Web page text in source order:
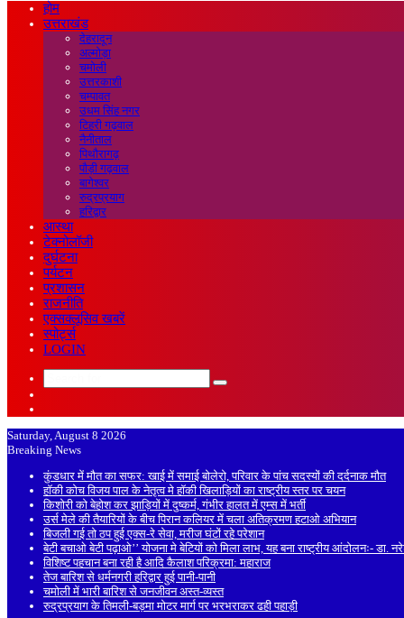
होम
उत्तराखंड
देहरादून
अल्मोड़ा
चमोली
उत्तरकाशी
चम्पावत
उधम सिंह नगर
टिहरी गढ़वाल
नैनीताल
पिथौरागढ़
पौड़ी गढ़वाल
बागेश्वर
रुद्रप्रयाग
हरिद्वार
आस्था
टेक्नोलॉजी
दुर्घटना
पर्यटन
प्रशासन
राजनीति
एक्सक्लूसिव खबरें
स्पोर्ट्स
LOGIN
Search
Saturday, August 8 2026
Breaking News
कुंडधार में मौत का सफर: खाई में समाई बोलेरो, परिवार के पांच सदस्यों की दर्दनाक मौत
हॉकी कोच विजय पाल के नेतृत्व मे हॉकी खिलाड़ियों का राष्ट्रीय स्तर पर चयन
किशोरी को बेहोश कर झाड़ियों में दुष्कर्म, गंभीर हालत में एम्स में भर्ती
उर्स मेले की तैयारियों के बीच पिरान कलियर में चला अतिक्रमण हटाओ अभियान
बिजली गई तो ठप हुई एक्स-रे सेवा, मरीज घंटों रहे परेशान
बेटी बचाओ बेटी पढ़ाओ’’ योजना मे बेटियों को मिला लाभ, यह बना राष्ट्रीय आंदोलनः- डा.
विशिष्ट पहचान बना रही है आदि कैलाश परिक्रमा: महाराज
तेज बारिश से धर्मनगरी हरिद्वार हुई पानी-पानी
चमोली में भारी बारिश से जनजीवन अस्त-व्यस्त
रुद्रप्रयाग के तिमली-बड़मा मोटर मार्ग पर भरभराकर ढही पहाड़ी